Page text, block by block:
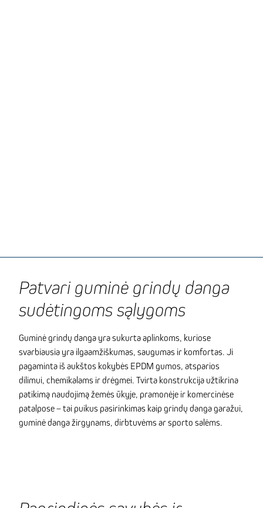
Patvari guminė grindų danga
sudėtingoms sąlygoms
Guminė grindų danga yra sukurta aplinkoms, kuriose
svarbiausia yra ilgaamžiškumas, saugumas ir komfortas. Ji
pagaminta iš aukštos kokybės EPDM gumos, atsparios
dilimui, chemikalams ir drėgmei. Tvirta konstrukcija užtikrina
patikimą naudojimą žemės ūkyje, pramonėje ir komercinėse
patalpose – tai puikus pasirinkimas kaip grindų danga garažui,
guminė danga žirgynams, dirbtuvėms ar sporto salėms.